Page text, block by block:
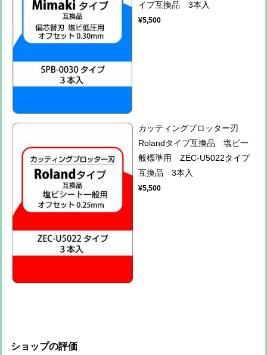
イプ互換品 3本入
¥5,500
カッティングプロッター刃
Rolandタイプ互換品 塩ビ一
般標準用 ZEC-U5022タイプ
互換品 3本入
¥5,500
ショップの評価